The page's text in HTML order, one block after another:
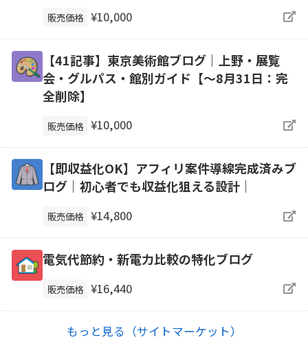
販売価格 ¥10,000
【41記事】東京美術館ブログ｜上野・展覧
会・グルパス・館別ガイド【～8月31日：完
全削除】
販売価格 ¥10,000
【即収益化OK】アフィリ案件導線完成済みブ
ログ｜初心者でも収益化狙える設計｜
販売価格 ¥14,800
電気代節約・新電力比較の特化ブログ
販売価格 ¥16,440
もっと見る（サイトマーケット）